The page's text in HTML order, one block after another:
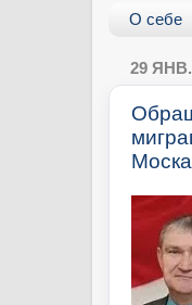
О себе
29 ЯНВ.